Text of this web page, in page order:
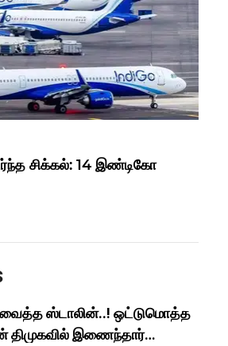
சிக்கல்: 14 இண்டிகோ
வைத்த ஸ்டாலின்..! ஒட்டுமொத்த
திமுகவில் இணைந்தார்